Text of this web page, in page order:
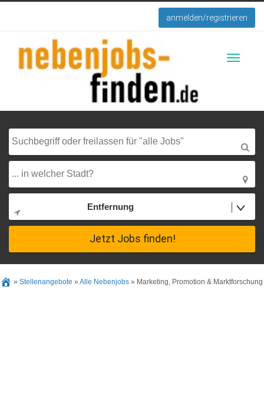
anmelden/registrieren
Entfernung
Jetzt Jobs finden!
» Stellenangebote » Alle Nebenjobs » Marketing, Promotion & Marktforschung